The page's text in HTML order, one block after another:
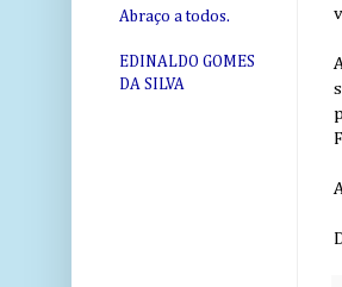
Abraço a todos.
EDINALDO GOMES
DA SILVA